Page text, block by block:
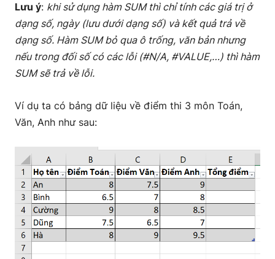
Lưu ý: khi sử dụng hàm SUM thì chỉ tính các giá trị ở
dạng số, ngày (lưu dưới dạng số) và kết quả trả về
dạng số. Hàm SUM bỏ qua ô trống, văn bản nhưng
nếu trong đối số có các lỗi (#N/A, #VALUE,…) thì hàm
SUM sẽ trả về lỗi.
Ví dụ ta có bảng dữ liệu về điểm thi 3 môn Toán,
Văn, Anh như sau: